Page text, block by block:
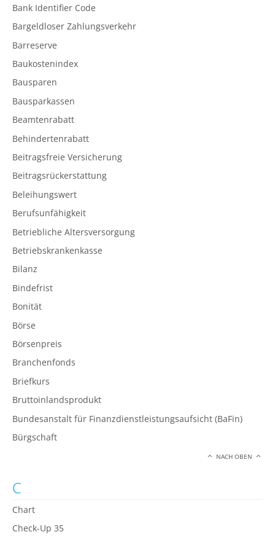
Bank Identifier Code
Bargeldloser Zahlungsverkehr
Barreserve
Baukostenindex
Bausparen
Bausparkassen
Beamtenrabatt
Behindertenrabatt
Beitragsfreie Versicherung
Beitragsrückerstattung
Beleihungswert
Berufsunfähigkeit
Betriebliche Altersversorgung
Betriebskrankenkasse
Bilanz
Bindefrist
Bonität
Börse
Börsenpreis
Branchenfonds
Briefkurs
Bruttoinlandsprodukt
Bundesanstalt für Finanzdienstleistungsaufsicht (BaFin)
Bürgschaft
NACH OBEN
C
Chart
Check-Up 35